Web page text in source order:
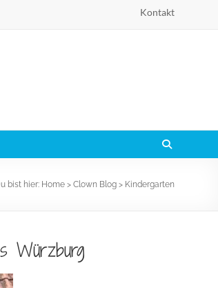
Kontakt
bist hier: Home > Clown Blog > Kindergarten
Würzburg